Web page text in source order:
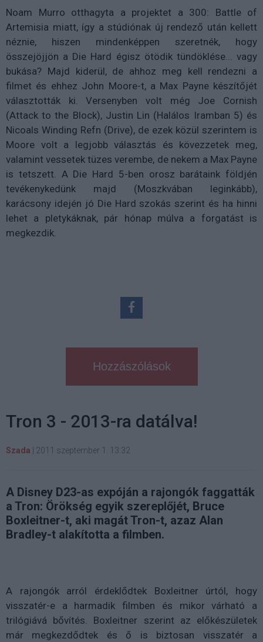
Noam Murro otthagyta a projektet a 300: Battle of
Artemisia miatt, így a stúdiónak új rendező után kellett
néznie, hiszen mindenképpen szeretnék, hogy
összejöjjön a Die Hard égisz ötödik tündöklése... vagy
bukása? Majd kiderül, de ahhoz meg kell rendezni a
filmet és ehhez John Moore-t, a Max Payne készítőjét
választották ki. Versenyben volt még Joe Cornish
(Attack to the Block), Justin Lin (Halálos Iramban 5) és
Nicoals Winding Refn (Drive), de ezek közül szerintem is
Moore volt a legjobb választás és kövezzetek meg,
valamint vessetek tüzes verembe, de nekem a Max Payne
is tetszett. A Die Hard 5-ben orosz barátaink földjén
tevékenykedünk majd (Moszkvában leginkább),
karácsony idején jó Die Hard szokás szerint és ha hinni
lehet a pletykáknak, pár hónap múlva a forgatást is
megkezdik.
Hozzászólások
Tron 3 - 2013-ra datálva!
Szada 2011 szeptember 1. 13:32
A Disney D23-as expóján a rajongók faggatták
a Tron: Örökség egyik szereplőjét, Bruce
Boxleitner-t, aki magát Tron-t, azaz Alan
Bradley-t alakította a filmben.
A rajongók arról érdeklődtek Boxleitner úrtól, hogy
visszatér-e a harmadik filmben és mikor várható a
trilógiává bővítés. Boxleitner szerint az előkészületek
már megkezdődtek és ő is biztosan visszatér a